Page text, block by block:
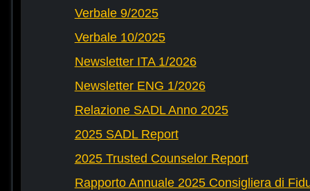
Verbale 9/2025
Verbale 10/2025
Newsletter ITA 1/2026
Newsletter ENG 1/2026
Relazione SADL Anno 2025
2025 SADL Report
2025 Trusted Counselor Report
Rapporto Annuale 2025 Consigliera di